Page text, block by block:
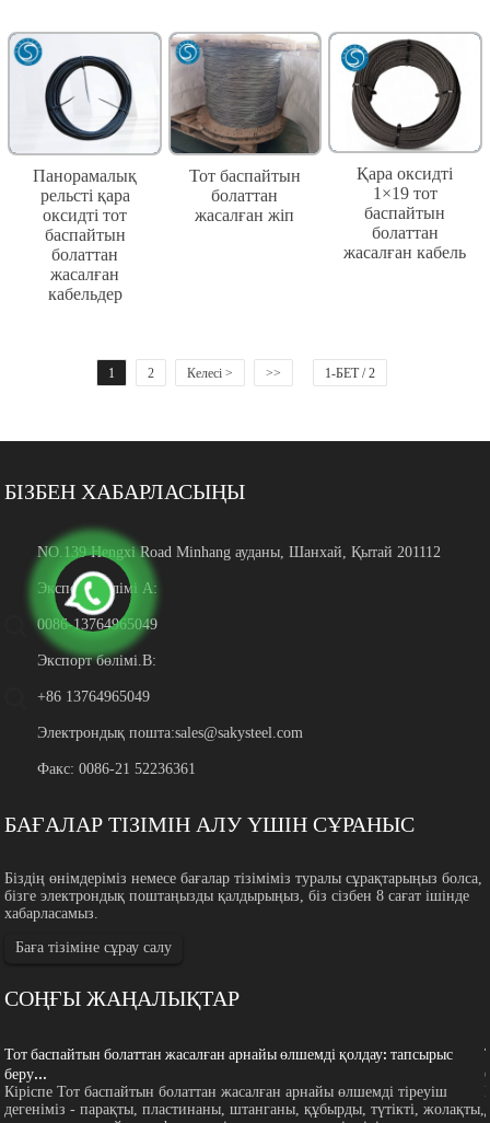
Панорамалық
рельсті қара
оксидті тот
баспайтын
болаттан
жасалған
кабельдер
Тот баспайтын
болаттан
жасалған жіп
Қара оксидті
1×19 тот
баспайтын
болаттан
жасалған кабель
1 2 Келесі > >> 1-БЕТ / 2
БІЗБЕН ХАБАРЛАСЫҢЫ
NO.139 Hengxi Road Minhang ауданы, Шанхай, Қытай 201112
Экспорт бөлімі А:
0086-13764965049
Экспорт бөлімі.B:
+86 13764965049
Электрондық пошта:sales@sakysteel.com
Факс: 0086-21 52236361
БАҒАЛАР ТІЗІМІН АЛУ ҮШІН СҰРАНЫС
Біздің өнімдеріміз немесе бағалар тізіміміз туралы сұрақтарыңыз болса,
бізге электрондық поштаңызды қалдырыңыз, біз сізбен 8 сағат ішінде
хабарласамыз.
Баға тізіміне сұрау салу
СОҢҒЫ ЖАҢАЛЫҚТАР
Тот баспайтын болаттан жасалған арнайы өлшемді қолдау: тапсырыс
беру...
Кіріспе Тот баспайтын болаттан жасалған арнайы өлшемді тіреуіш
дегеніміз - парақты, пластинаны, штанганы, құбырды, түтікті, жолақты,